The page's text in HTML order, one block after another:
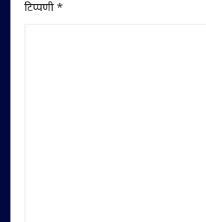
टिप्पणी*